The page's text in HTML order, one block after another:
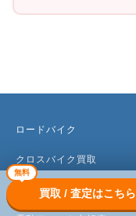
無料
買取 / 査定はこちら
ロードバイク
クロスバイク買取
マウンテンバイク買取